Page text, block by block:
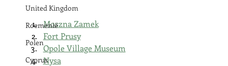
United Kingdom
Roemenië
Polen
Cyprus
Moszna Zamek
Fort Prusy
Opole Village Museum
Nysa